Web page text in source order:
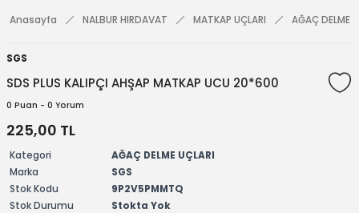
Anasayfa NALBUR HIRDAVAT MATKAP UÇLARI AĞAÇ DELME
SGS
SDS PLUS KALIPÇI AHŞAP MATKAP UCU 20*600
0 Puan - 0 Yorum
225,00 TL
Kategori
AĞAÇ DELME UÇLARI
Marka
SGS
Stok Kodu
9P2V5PMMTQ
Stok Durumu
Stokta Yok